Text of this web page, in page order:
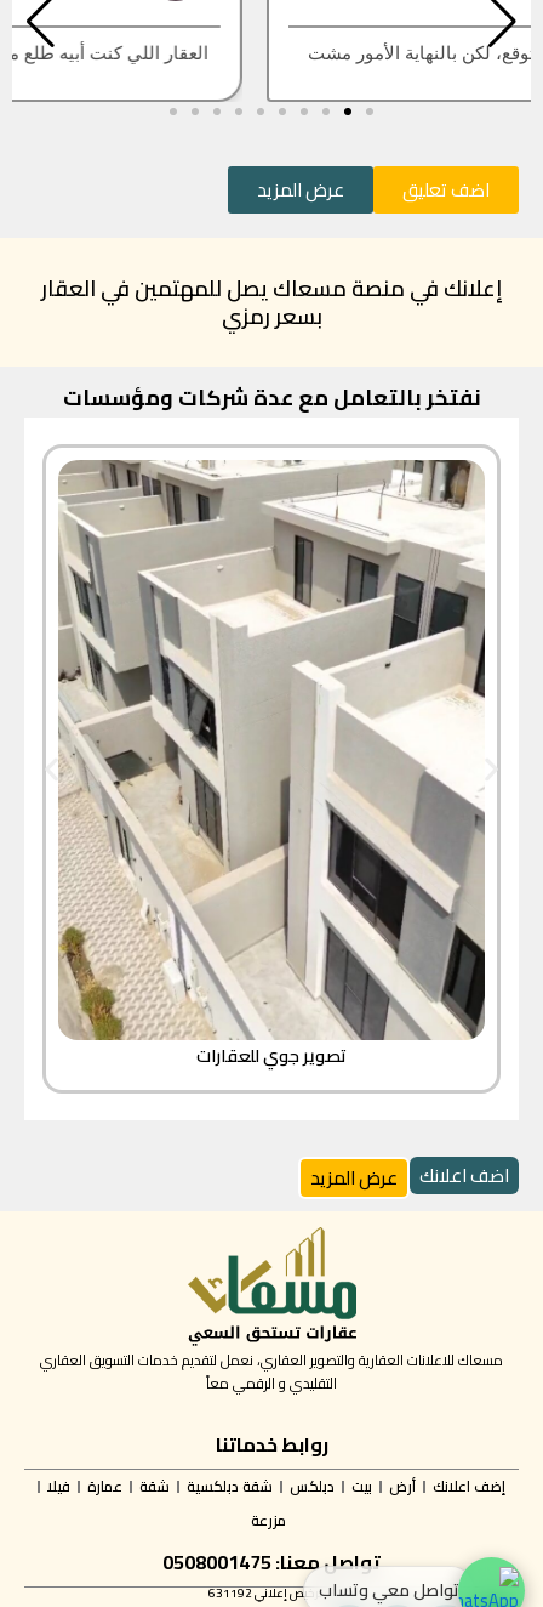
العقار اللي كنت أبيه طلع مباع، أتمنى التحديث يكون أسرع
اضف تعليق عرض المزيد
إعلانك في منصة مسعاك يصل للمهتمين في العقار
بسعر رمزي
نفتخر بالتعامل مع عدة شركات ومؤسسات
تصوير جوي للعقارات
اضف اعلانك عرض المزيد
مسعاك للاعلانات العقارية والتصوير العقاري، نعمل لتقديم خدمات التسويق العقاري
التقليدي و الرقمي معاً
روابط خدماتنا
إضف اعلانك أرض بيت دبلكس شقة دبلكسية شقة عمارة
فيلا
مزرعة
تواصل معنا: 0508001475
✅ ترخيص إعلاني 631192تواصل معي وتساب